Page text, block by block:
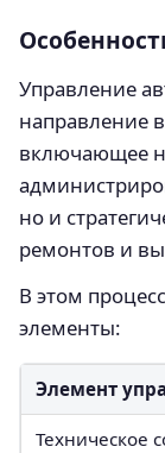
Управление
направление
включающее
но и
ремонтов и
В этом
элементы:
Элемент
Техническое